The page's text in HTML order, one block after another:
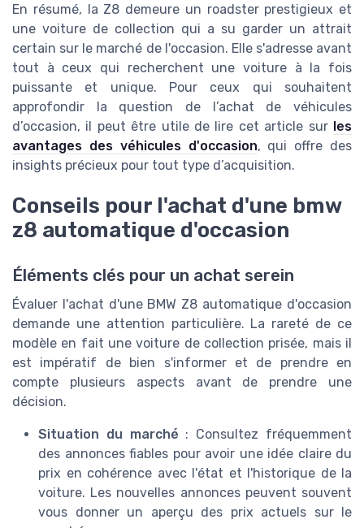
En résumé, la Z8 demeure un roadster prestigieux et
une voiture de collection qui a su garder un attrait
certain sur le marché de l'occasion. Elle s'adresse avant
tout à ceux qui recherchent une voiture à la fois
puissante et unique. Pour ceux qui souhaitent
approfondir la question de l’achat de véhicules
d’occasion, il peut être utile de lire cet article sur les
avantages des véhicules d'occasion, qui offre des
insights précieux pour tout type d’acquisition.
Conseils pour l'achat d'une bmw
z8 automatique d'occasion
Éléments clés pour un achat serein
Évaluer l'achat d'une BMW Z8 automatique d'occasion
demande une attention particulière. La rareté de ce
modèle en fait une voiture de collection prisée, mais il
est impératif de bien s'informer et de prendre en
compte plusieurs aspects avant de prendre une
décision.
Situation du marché : Consultez fréquemment
des annonces fiables pour avoir une idée claire du
prix en cohérence avec l'état et l'historique de la
voiture. Les nouvelles annonces peuvent souvent
vous donner un aperçu des prix actuels sur le